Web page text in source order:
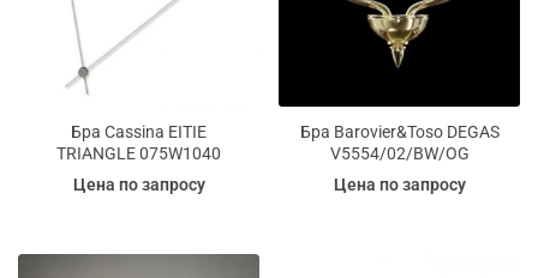
Бра Cassina EITIE
TRIANGLE 075W1040
Цена по запросу
Бра Barovier&Toso DEGAS
V5554/02/BW/OG
Цена по запросу